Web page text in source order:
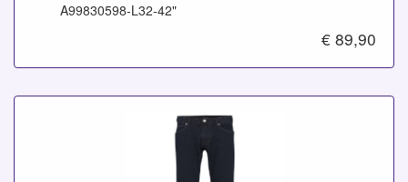
A99830598-L32-42"
€ 89,90